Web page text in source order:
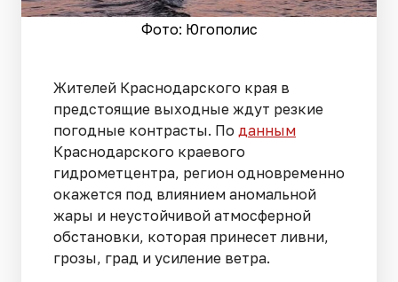
Фото: Югополис
Жителей Краснодарского края в
предстоящие выходные ждут резкие
погодные контрасты. По данным
Краснодарского краевого
гидрометцентра, регион одновременно
окажется под влиянием аномальной
жары и неустойчивой атмосферной
обстановки, которая принесет ливни,
грозы, град и усиление ветра.